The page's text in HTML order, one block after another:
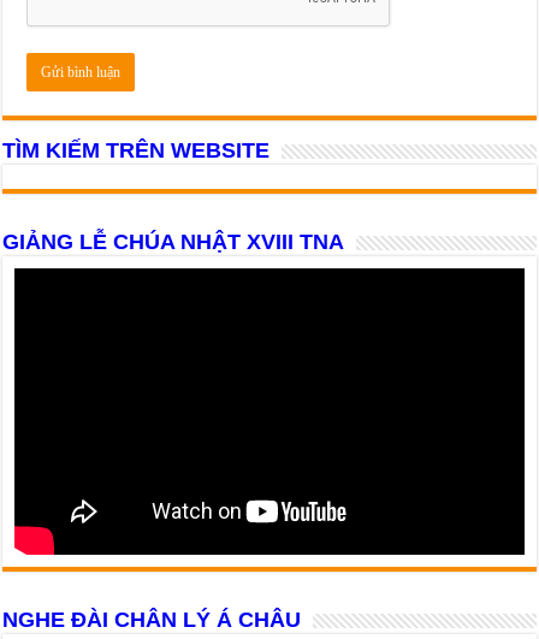
TÌM KIẾM TRÊN WEBSITE
GIẢNG LỄ CHÚA NHẬT XVIII TNA
NGHE ĐÀI CHÂN LÝ Á CHÂU